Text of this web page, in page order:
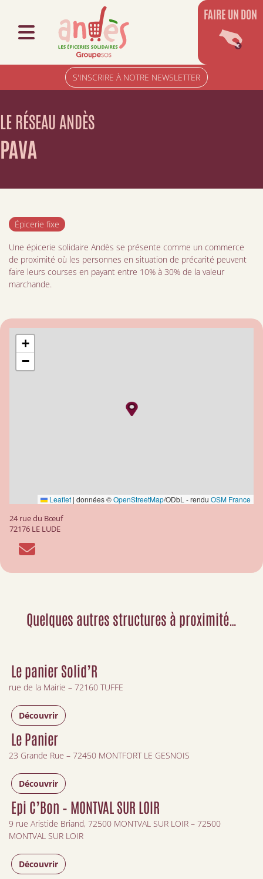
S'INSCRIRE À NOTRE NEWSLETTER
FAIRE UN DON
LE RÉSEAU ANDÈS
PAVA
Épicerie fixe
Une épicerie solidaire Andès se présente comme un commerce
de proximité où les personnes en situation de précarité peuvent
faire leurs courses en payant entre 10% à 30% de la valeur
marchande.
+
−
Leaflet | données ©OpenStreetMap/ODbL - rendu OSM France
24 rue du Bœuf
72176 LE LUDE
Quelques autres structures à proximité…
Le panier Solid’R
rue de la Mairie – 72160 TUFFE
Découvrir
Le Panier
23 Grande Rue – 72450 MONTFORT LE GESNOIS
Découvrir
Epi C’Bon – MONTVAL SUR LOIR
9 rue Aristide Briand, 72500 MONTVAL SUR LOIR – 72500
MONTVAL SUR LOIR
Découvrir